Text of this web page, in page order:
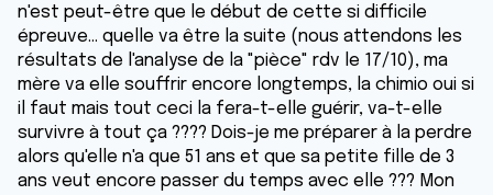
n'est peut-être que le début de cette si difficile
épreuve... quelle va être la suite (nous attendons les
résultats de l'analyse de la "pièce" rdv le 17/10), ma
mère va elle souffrir encore longtemps, la chimio oui si
il faut mais tout ceci la fera-t-elle guérir, va-t-elle
survivre à tout ça ???? Dois-je me préparer à la perdre
alors qu'elle n'a que 51 ans et que sa petite fille de 3
ans veut encore passer du temps avec elle ??? Mon